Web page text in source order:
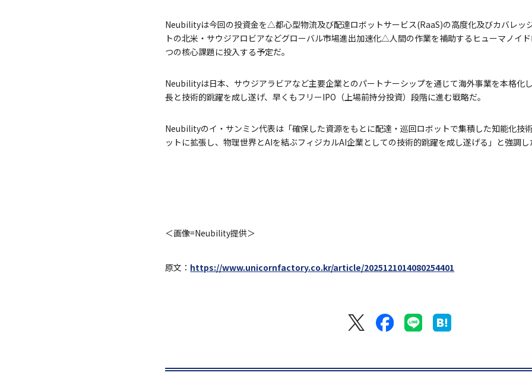
Neubilityは今回の投資金を△都心型物流及び配達ロボットサービス(RaaS)の高度化及びカバレッ
トの北米・サウジアロビアなどグローバル市場進出加速化△人間の作業を補助するヒューマノイ
つの核心課題に投入する予定だ。
Neubilityは日本、サウジアラビアなど主要企業とのパートナーシップを通じて海外事業を本格化
長と技術的跳躍を成し遂げ、早くもフリーIPO（上場前持分投資）段階に進む戦略だ。
Neubilityのイ・サンミン代表は「確保した資源をもとに配達・巡回ロボットで集積した知能化技
ットに拡張し、物理世界とAIを結ぶフィジカルAI企業としての技術的跳躍を成し遂げる」と強調し
＜画像=Neubility提供＞
原文： https://www.unicornfactory.co.kr/article/2025121014080254401